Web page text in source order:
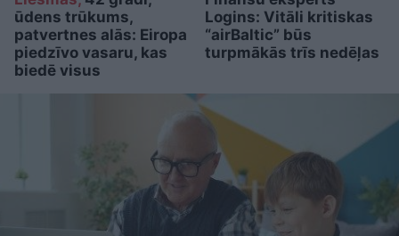
ūdens trūkums,
patvertnes alās: Eiropa
piedzīvo vasaru, kas
biedē visus
Logins: Vitāli kritiskas
“airBaltic” būs
turpmākās trīs nedēļas